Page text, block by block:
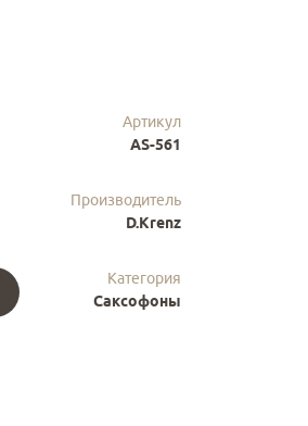
Артикул
AS-561
Производитель
D.Krenz
Категория
Саксофоны